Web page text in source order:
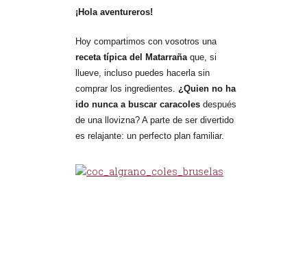
¡Hola aventureros!
Hoy compartimos con vosotros una
receta típica del Matarrañaque, si
llueve, incluso puedes hacerla sin
comprar los ingredientes. ¿Quien no ha
ido nunca a buscar caracoles después
de una llovizna? A parte de ser divertido
es relajante: un perfecto plan familiar.